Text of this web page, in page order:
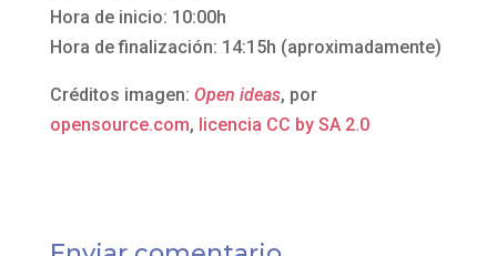
Hora de inicio: 10:00h
Hora de finalización: 14:15h (aproximadamente)
Créditos imagen: Open ideas, por
opensource.com, licencia CC by SA 2.0